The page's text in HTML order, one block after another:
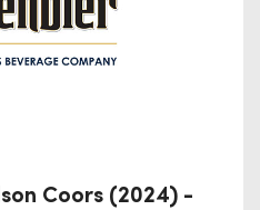
Coors (2024) -